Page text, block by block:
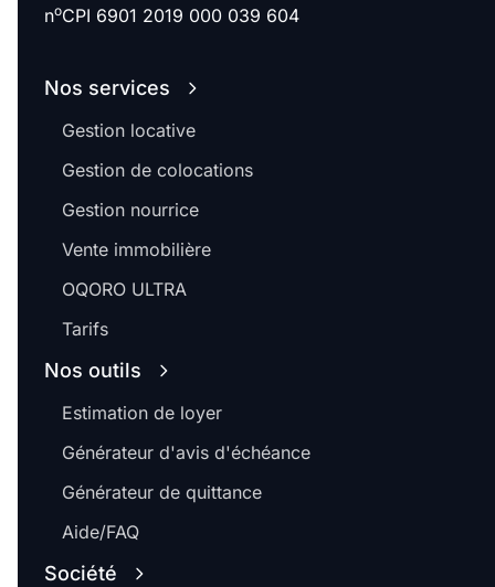
noCPI 6901 2019 000 039 604
Nos services
Gestion locative
Gestion de colocations
Gestion nourrice
Vente immobilière
OQORO ULTRA
Tarifs
Nos outils
Estimation de loyer
Générateur d'avis d'échéance
Générateur de quittance
Aide/FAQ
Société